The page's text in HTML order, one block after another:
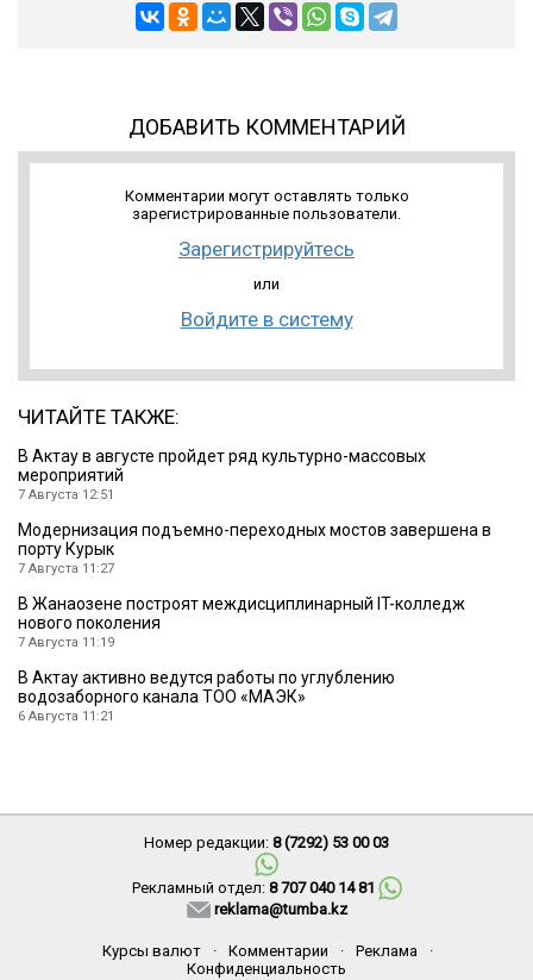
ДОБАВИТЬ КОММЕНТАРИЙ
Комментарии могут оставлять только
зарегистрированные пользователи.
Зарегистрируйтесь
или
Войдите в систему
ЧИТАЙТЕ ТАКЖЕ:
В Актау в августе пройдет ряд культурно-массовых
мероприятий
7 Августа 12:51
Модернизация подъемно-переходных мостов завершена в
порту Курык
7 Августа 11:27
В Жанаозене построят междисциплинарный IT-колледж
нового поколения
7 Августа 11:19
В Актау активно ведутся работы по углублению
водозаборного канала ТОО «МАЭК»
6 Августа 11:21
Номер редакции: 8 (7292) 53 00 03
Рекламный отдел: 8 707 040 14 81
reklama@tumba.kz
Курсы валют · Комментарии · Реклама
·
Конфиденциальность